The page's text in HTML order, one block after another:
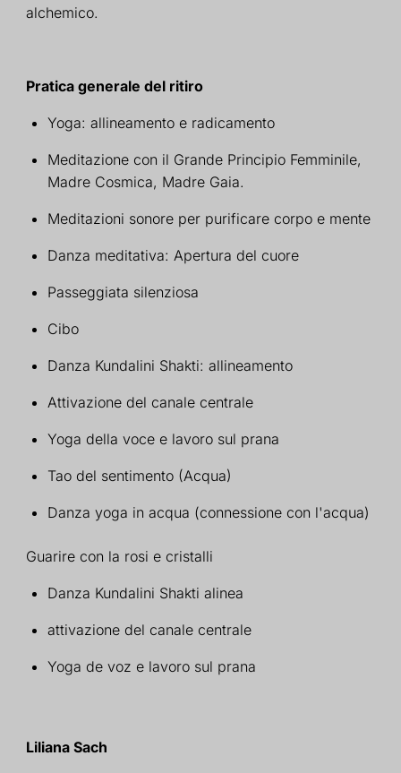
alchemico.
Pratica generale del ritiro
Yoga: allineamento e radicamento
Meditazione con il Grande Principio Femminile,
Madre Cosmica, Madre Gaia.
Meditazioni sonore per purificare corpo e mente
Danza meditativa: Apertura del cuore
Passeggiata silenziosa
Cibo
Danza Kundalini Shakti: allineamento
Attivazione del canale centrale
Yoga della voce e lavoro sul prana
Tao del sentimento (Acqua)
Danza yoga in acqua (connessione con l'acqua)
Guarire con la rosi e cristalli
Danza Kundalini Shakti alinea
attivazione del canale centrale
Yoga de voz e lavoro sul prana
Liliana Sach